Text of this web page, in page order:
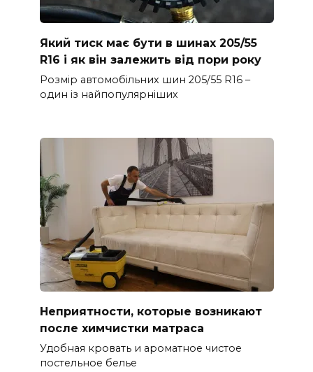
Який тиск має бути в шинах 205/55
R16 і як він залежить від пори року
Розмір автомобільних шин 205/55 R16 –
один із найпопулярніших
Неприятности, которые возникают
после химчистки матраса
Удобная кровать и ароматное чистое
постельное белье